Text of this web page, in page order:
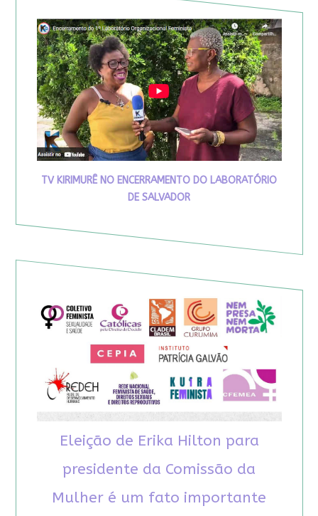
TV KIRIMURÊ NO ENCERRAMENTO DO LABORATÓRIO
DE SALVADOR
Eleição de Erika Hilton para
presidente da Comissão da
Mulher é um fato importante